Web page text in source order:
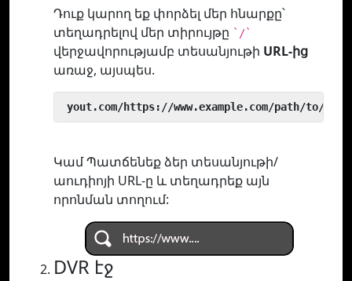
Դուք կարող եք փորձել մեր հնարքը՝
տեղադրելով մեր տիրույթը `/`
վերջավորությամբ տեսանյութի URL-ից
առաջ, այսպես.
yout.com/https://www.example.com/path/to/
Կամ Պատճենեք ձեր տեսանյութի/
աուդիոյի URL-ը և տեղադրեք այն
որոնման տողում:
DVR էջ